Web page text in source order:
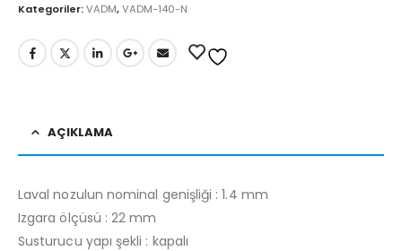
Kategoriler:VADM,VADM-140-N
AÇIKLAMA
Laval nozulun nominal genişliği : 1.4 mm
Izgara ölçüsü : 22 mm
Susturucu yapı şekli : kapalı